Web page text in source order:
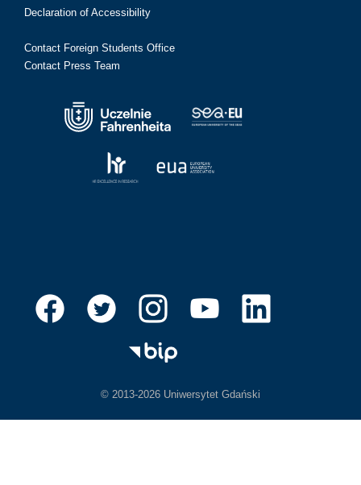
Declaration of Accessibility
Contact Foreign Students Office
Contact Press Team
© 2013-2026 Uniwersytet Gdański